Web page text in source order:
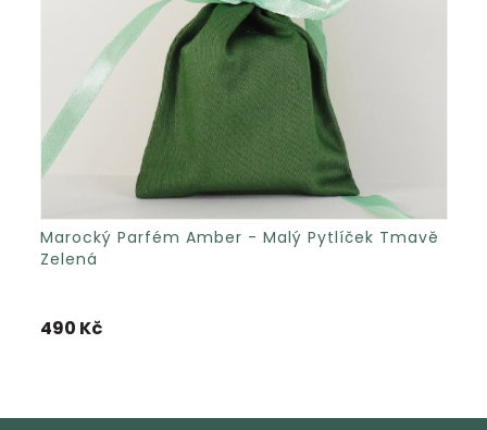
Marocký Parfém Amber - Malý Pytlíček Tmavě
Zelená
490 Kč